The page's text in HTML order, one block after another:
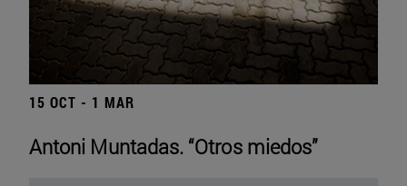
15 OCT - 1 MAR
Antoni Muntadas. “Otros miedos”